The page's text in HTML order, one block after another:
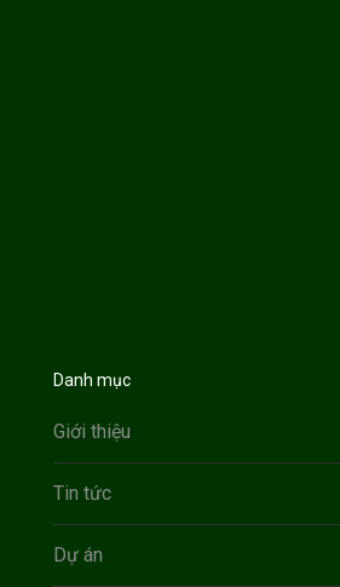
Danh mục
Giới thiệu
Tin tức
Dự án